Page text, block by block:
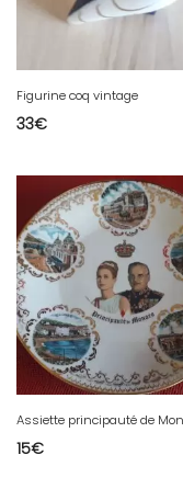
Figurine coq vintage
33€
Assiette principauté de
15€